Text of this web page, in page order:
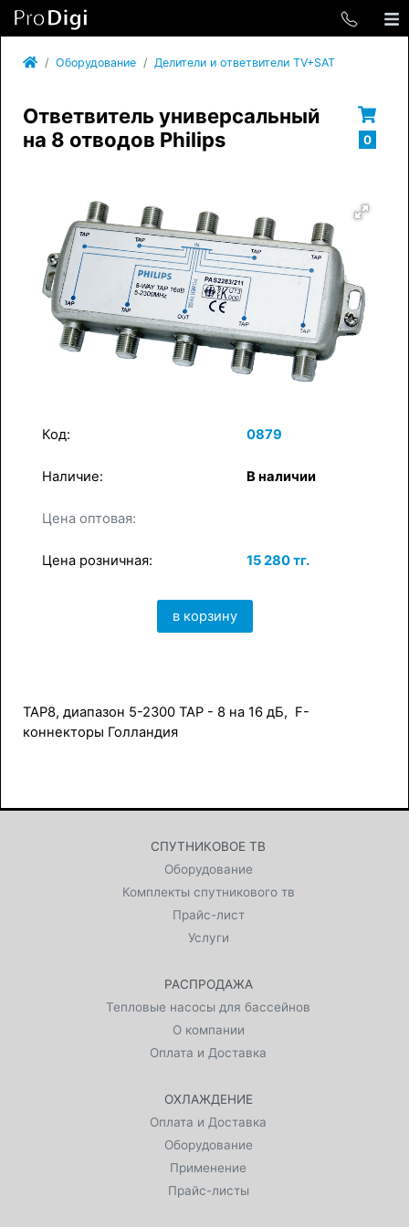
Оборудование Делители и ответвители TV+SAT
Ответвитель универсальный
на 8 отводов Philips
0
Код: 0879
Наличие: В наличии
Цена оптовая:
Цена розничная: 15 280 тг.
в корзину
TAP8, диапазон 5-2300 TAP - 8 на 16 дБ, F-
коннекторы Голландия
СПУТНИКОВОЕ ТВ
Оборудование
Комплекты спутникового тв
Прайс-лист
Услуги
РАСПРОДАЖА
Тепловые насосы для бассейнов
О компании
Оплата и Доставка
ОХЛАЖДЕНИЕ
Оплата и Доставка
Оборудование
Применение
Прайс-листы